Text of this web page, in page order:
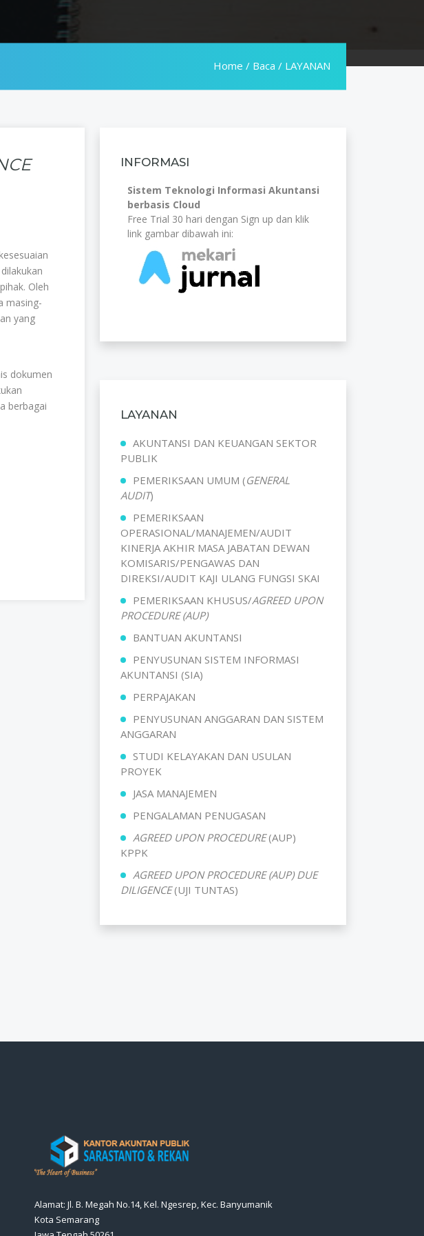
Home / Baca / LAYANAN
Oleh
masing-
yang
dokumen
berbagai
INFORMASI
Sistem Teknologi Informasi Akuntansi
berbasis Cloud
Free Trial 30 hari dengan Sign up dan klik
link gambar dibawah ini:
LAYANAN
AKUNTANSI DAN KEUANGAN SEKTOR
PUBLIK
PEMERIKSAAN UMUM (GENERAL
AUDIT)
PEMERIKSAAN
OPERASIONAL/MANAJEMEN/AUDIT
KINERJA AKHIR MASA JABATAN DEWAN
KOMISARIS/PENGAWAS DAN
DIREKSI/AUDIT KAJI ULANG FUNGSI SKAI
PEMERIKSAAN KHUSUS/AGREED UPON
PROCEDURE (AUP)
BANTUAN AKUNTANSI
PENYUSUNAN SISTEM INFORMASI
AKUNTANSI (SIA)
PERPAJAKAN
PENYUSUNAN ANGGARAN DAN SISTEM
ANGGARAN
STUDI KELAYAKAN DAN USULAN
PROYEK
JASA MANAJEMEN
PENGALAMAN PENUGASAN
AGREED UPON PROCEDURE(AUP)
KPPK
AGREED UPON PROCEDURE (AUP) DUE
DILIGENCE(UJI TUNTAS)
Alamat: Jl. B. Megah No.14, Kel. Ngesrep, Kec. Banyumanik
Kota Semarang